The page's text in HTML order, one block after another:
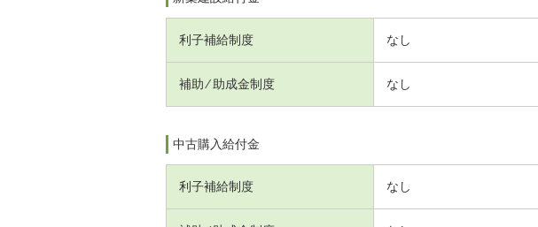
利子補給制度 なし
補助 ⁄ 助成金制度 なし
中古購入給付金
利子補給制度 なし